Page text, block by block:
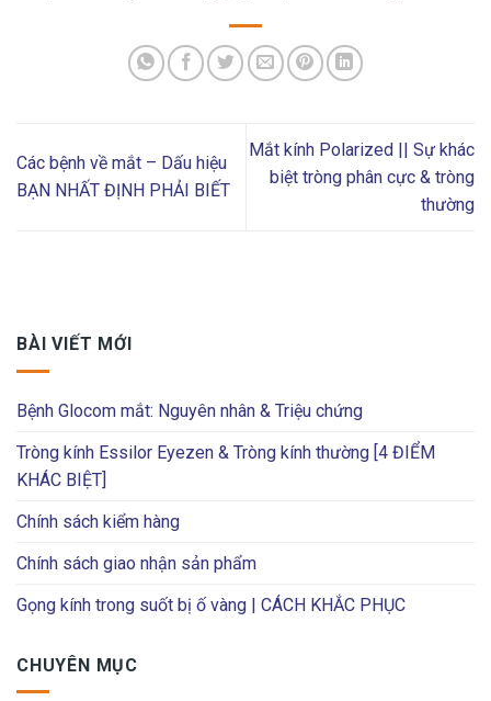
Các bệnh về mắt – Dấu hiệu
BẠN NHẤT ĐỊNH PHẢI BIẾT
Mắt kính Polarized || Sự khác
biệt tròng phân cực & tròng
thường
BÀI VIẾT MỚI
Bệnh Glocom mắt: Nguyên nhân & Triệu chứng
Tròng kính Essilor Eyezen & Tròng kính thường [4 ĐIỂM
KHÁC BIỆT]
Chính sách kiểm hàng
Chính sách giao nhận sản phẩm
Gọng kính trong suốt bị ố vàng | CÁCH KHẮC PHỤC
CHUYÊN MỤC